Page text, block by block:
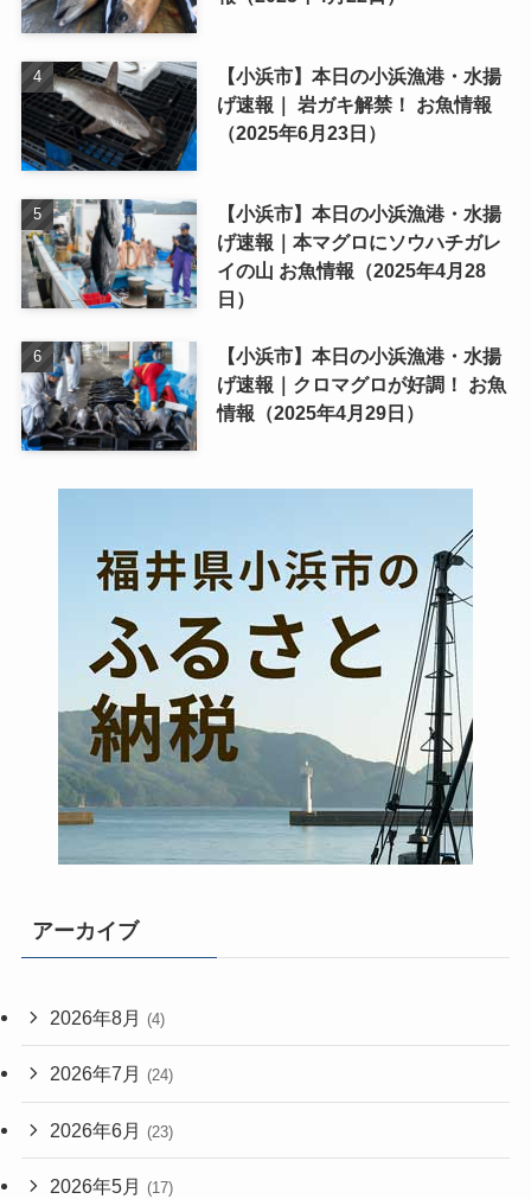
【小浜市】本日の小浜漁港・水揚
げ速報｜ 岩ガキ解禁！ お魚情報
（2025年6月23日）
【小浜市】本日の小浜漁港・水揚
げ速報｜本マグロにソウハチガレ
イの山 お魚情報（2025年4月28
日）
【小浜市】本日の小浜漁港・水揚
げ速報｜クロマグロが好調！ お魚
情報（2025年4月29日）
アーカイブ
2026年8月 (4)
2026年7月 (24)
2026年6月 (23)
2026年5月 (17)